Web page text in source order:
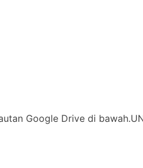
Google Drive di